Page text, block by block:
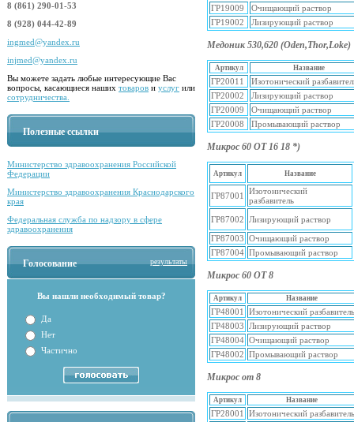
8 (861) 290-01-53
8 (928) 044-42-89
ingmed@yandex.ru
injmed@yandex.ru
Вы можете задать любые интересующие Вас
вопросы, касающиеся наших товаров и услуг или
сотрудничества.
Полезные ссылки
Министерство здравоохранения Российской
Федерации
Министерство здравоохранения Краснодарского
края
Федеральная служба по надзору в сфере
здравоохранения
Голосование результаты
Вы нашли необходимый товар?
Да
Нет
Частично
ГР19009
Очищающий раствор
ГР19002
Лизирующий раствор
Медоник 530,620 (Oden,Thor,Loke)
Артикул Название
ГР20011
Изотонический
ГР20002
Лизирующий раствор
ГР20009
Очищающий раствор
ГР20008
Промывающий раствор
Микрос 60 ОТ 16 18 *)
Артикул Название
ГР87001 Изотонический
разбавитель
ГР87002 Лизирующий раствор
ГР87003 Очищающий раствор
ГР87004 Промывающий раствор
Микрос 60 ОТ 8
Артикул Название
ГР48001 Изотонический разбавитель
ГР48003 Лизирующий раствор
ГР48004 Очищающий раствор
ГР48002 Промывающий раствор
Микрос от 8
Артикул Название
ГР28001 Изотонический разбавитель